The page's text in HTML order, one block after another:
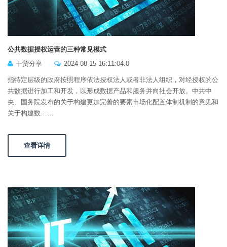
公共数据授权运营的三种常见模式
干货分享
2024-08-15 16:11:04.0
指特定层级的政府按照程序依法授权法人或者非法人组织，对经授权的公
共数据进行加工和开发，以形成数据产品和服务并向社会开放。中共中
央、国务院发布的关于构建更加完善的要素市场化配置体制机制的意见和
关于构建数……
查看详情